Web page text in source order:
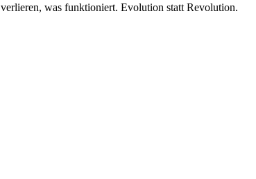
was funktioniert. Evolution statt Revolution.